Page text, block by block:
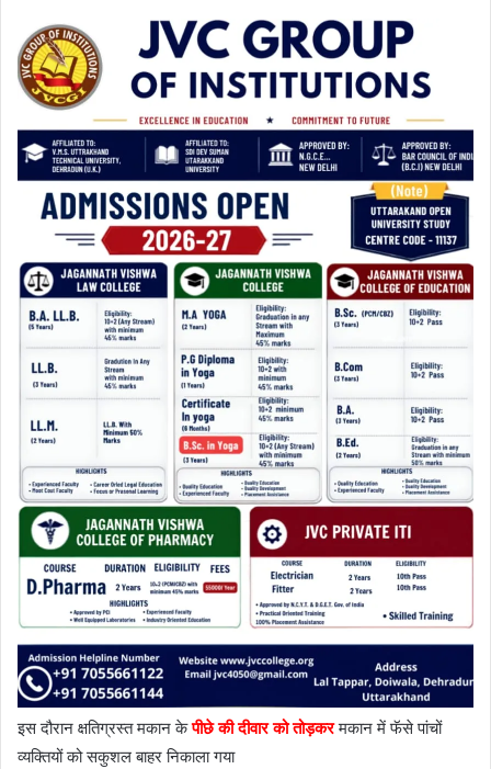
इस दौरान क्षतिग्रस्त मकान केपीछे की दीवार को तोड़करमकान में फॅसे पांचों
व्यक्तियों को सकुशल बाहर निकाला गया